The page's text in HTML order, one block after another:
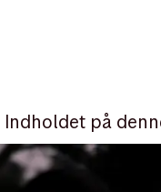
Indholdet på